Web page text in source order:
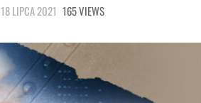
18 LIPCA 2021 165 VIEWS